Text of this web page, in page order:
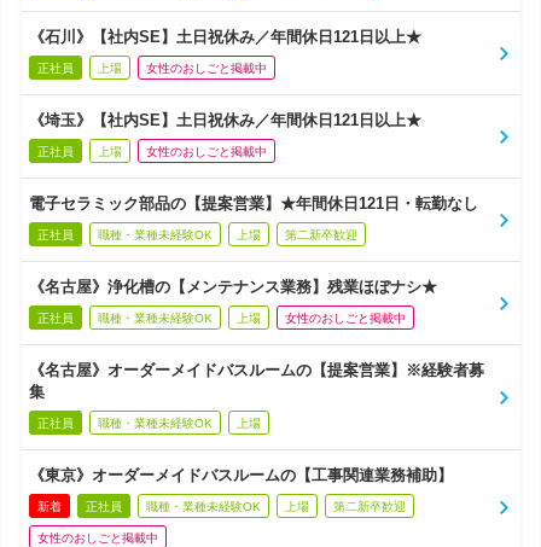
《石川》【社内SE】土日祝休み／年間休日121日以上★
正社員 上場 女性のおしごと掲載中
《埼玉》【社内SE】土日祝休み／年間休日121日以上★
正社員 上場 女性のおしごと掲載中
電子セラミック部品の【提案営業】★年間休日121日・転勤なし
正社員 職種・業種未経験OK 上場 第二新卒歓迎
《名古屋》浄化槽の【メンテナンス業務】残業ほぼナシ★
正社員 職種・業種未経験OK 上場 女性のおしごと掲載中
《名古屋》オーダーメイドバスルームの【提案営業】※経験者募
集
正社員 職種・業種未経験OK 上場
《東京》オーダーメイドバスルームの【工事関連業務補助】
新着 正社員 職種・業種未経験OK 上場 第二新卒歓迎
女性のおしごと掲載中